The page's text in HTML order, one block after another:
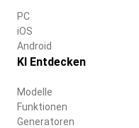
PC
iOS
Android
KI Entdecken
Modelle
Funktionen
Generatoren